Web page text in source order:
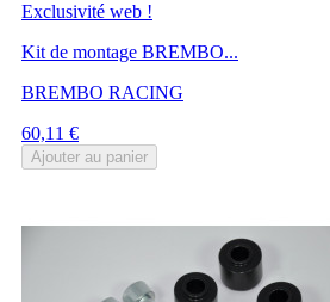
Exclusivité web !
Kit de montage BREMBO...
BREMBO RACING
Prix
60,11 €
Ajouter au panier